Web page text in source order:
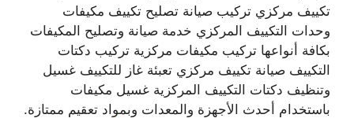
تكييف مركزي تركيب صيانة تصليح تكييف مكيفات
وحدات التكييف المركزي خدمة صيانة وتصليح المكيفات
بكافة أنواعها تركيب مكيفات مركزية تركيب دكتات
التكييف صيانة تكييف مركزي تعبئة غاز للتكييف غسيل
وتنظيف دكتات التكييف المركزية غسيل مكيفات
باستخدام أحدث الأجهزة والمعدات وبمواد تعقيم ممتازة.